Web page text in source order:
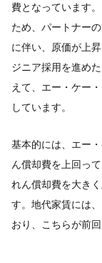
費となっています
ため、パートナー
に伴い、原価が上
ジニア採用を進め
えて、エー・ケー
しています。
基本的には、エー
ん償却費を上回っ
れん償却費を大き
す。地代家賃には
おり、こちらが前